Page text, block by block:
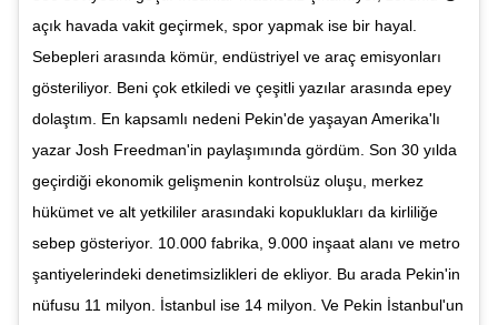
açık havada vakit geçirmek, spor yapmak ise bir hayal.
Sebepleri arasında kömür, endüstriyel ve araç emisyonları
gösteriliyor. Beni çok etkiledi ve çeşitli yazılar arasında epey
dolaştım. En kapsamlı nedeni Pekin'de yaşayan Amerika'lı
yazar Josh Freedman'in paylaşımında gördüm. Son 30 yılda
geçirdiği ekonomik gelişmenin kontrolsüz oluşu, merkez
hükümet ve alt yetkililer arasındaki kopuklukları da kirliliğe
sebep gösteriyor. 10.000 fabrika, 9.000 inşaat alanı ve metro
şantiyelerindeki denetimsizlikleri de ekliyor. Bu arada Pekin'in
nüfusu 11 milyon. İstanbul ise 14 milyon. Ve Pekin İstanbul'un